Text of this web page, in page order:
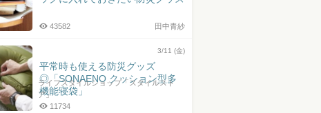
田中青紗
43582
3/11 (金)
平常時も使える防災グッズ
◎「SONAENO クッション型多
機能寝袋」
ライフスタイルショップ「スタイルスト
ア」
11734